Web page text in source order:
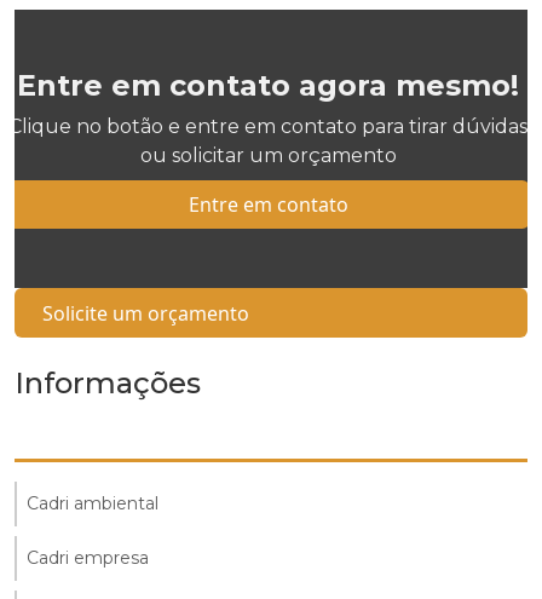
Entre em contato agora mesmo!
Clique no botão e entre em contato para tirar dúvidas
ou solicitar um orçamento
Entre em contato
Solicite um orçamento
Informações
Cadri ambiental
Cadri empresa